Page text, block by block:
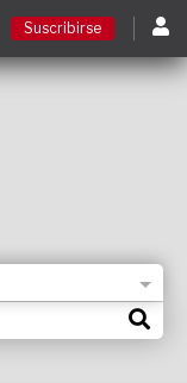
Suscribirse